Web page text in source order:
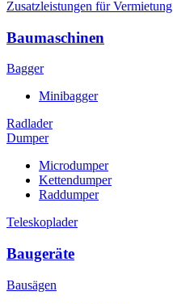
Zusatzleistungen für Vermietung
Baumaschinen
Bagger
Minibagger
Radlader
Dumper
Microdumper
Kettendumper
Raddumper
Teleskoplader
Baugeräte
Bausägen